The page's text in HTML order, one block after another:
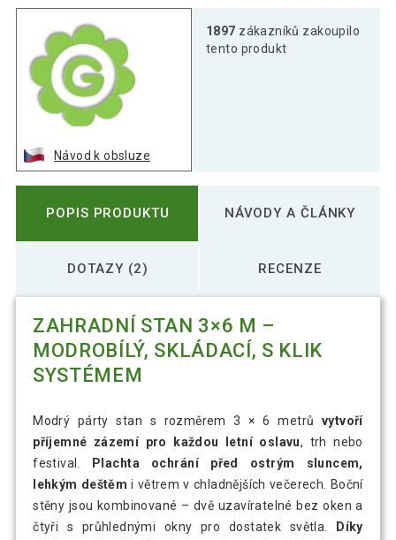
Návod k obsluze
1897 zákazníků zakoupilo
tento produkt
POPIS PRODUKTU NÁVODY A ČLÁNKY
DOTAZY (2) RECENZE
ZAHRADNÍ STAN 3×6 M –
MODROBÍLÝ, SKLÁDACÍ, S KLIK
SYSTÉMEM
Modrý párty stan s rozměrem 3 × 6 metrů vytvoří
příjemné zázemí pro každou letní oslavu, trh nebo
festival.
Plachta ochrání před ostrým sluncem,
lehkým deštěm i větrem v chladnějších večerech. Boční
stěny jsou kombinované – dvě uzavíratelné bez oken a
čtyři s průhlednými okny pro dostatek světla.
Díky